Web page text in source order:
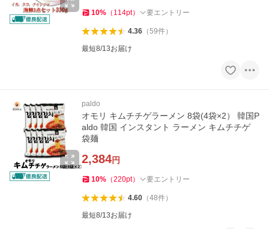
10% （ 114pt） 要エントリー
4.36（59件）
最短8/13お届け
paldo
オモリ キムチチゲラーメン 8袋(4袋×2） 韓国P
aldo 韓国 インスタント ラーメン キムチチゲ
袋麺
2,384円
10% （220pt） 要エントリー
4.60（48件）
最短8/13お届け